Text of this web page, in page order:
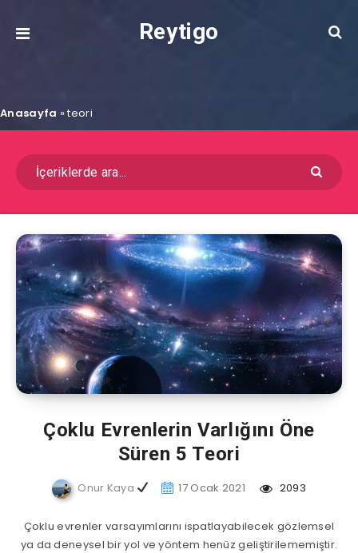
Reytigo
Anasayfa »teori
Çoklu Evrenlerin Varlığını Öne
Süren 5 Teori
Onur Kaya 17 Ocak 2021 2093
Çoklu evrenler varsayımlarını ispatlayabilecek gözlemsel
ya da deneysel bir yol ve yöntem henüz geliştirilememiştir.